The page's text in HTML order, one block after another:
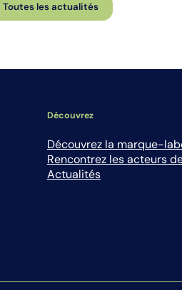
Toutes les actualités
Découvrez
Découvrez la marque-
Rencontrez les acteurs
Actualités